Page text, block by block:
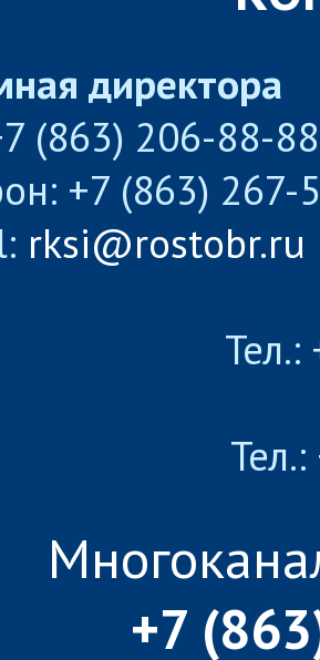
директора
(863) 206-88-
+7 (863) 267-
rksi@rostobr.ru
+7